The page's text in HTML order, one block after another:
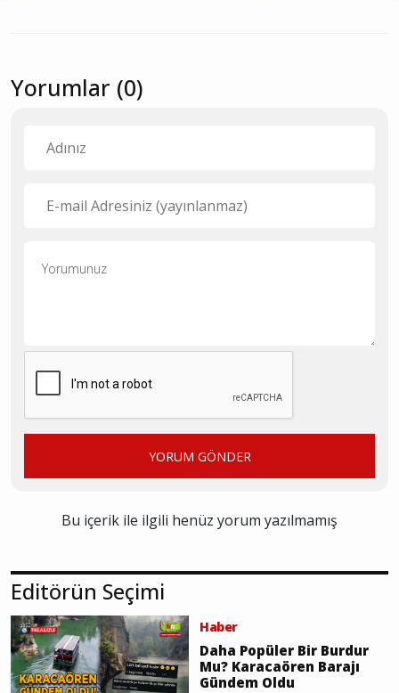
Yorumlar (0)
YORUM GÖNDER
Bu içerik ile ilgili henüz yorum yazılmamış
Editörün Seçimi
Haber
Daha Popüler Bir Burdur
Mu? Karacaören Barajı
Gündem Oldu